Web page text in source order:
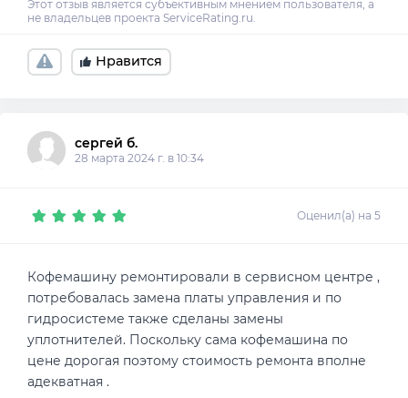
Нравится
сергей б.
28 марта 2024 г. в 10:34
Оценил(а) на 5
Кофемашину ремонтировали в сервисном центре ,
потребовалась замена платы управления и по
гидросистеме также сделаны замены
уплотнителей. Поскольку сама кофемашина по
цене дорогая поэтому стоимость ремонта вполне
адекватная .